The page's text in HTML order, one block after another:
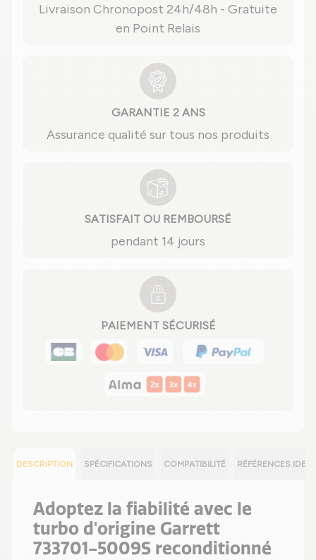
Livraison Chronopost 24h/48h - Gratuite
en Point Relais
GARANTIE 2 ANS
Assurance qualité sur tous nos produits
SATISFAIT OU REMBOURSÉ
pendant 14 jours
PAIEMENT SÉCURISÉ
DESCRIPTION SPÉCIFICATIONS COMPATIBILITÉ RÉFÉRENCES
Adoptez la fiabilité avec le
turbo d'origine Garrett
733701-5009S reconditionné